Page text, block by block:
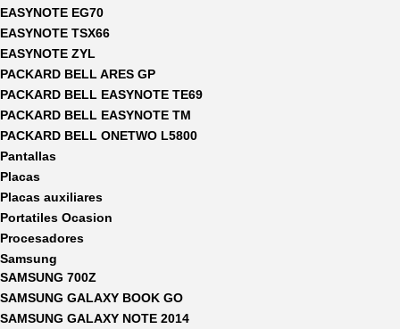
EASYNOTE EG70
EASYNOTE TSX66
EASYNOTE ZYL
PACKARD BELL ARES GP
PACKARD BELL EASYNOTE TE69
PACKARD BELL EASYNOTE TM
PACKARD BELL ONETWO L5800
Pantallas
Placas
Placas auxiliares
Portatiles Ocasion
Procesadores
Samsung
SAMSUNG 700Z
SAMSUNG GALAXY BOOK GO
SAMSUNG GALAXY NOTE 2014